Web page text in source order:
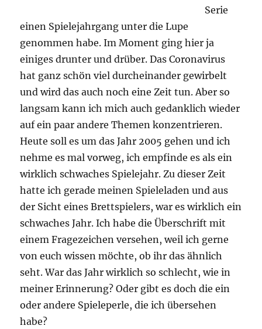
Serie
einen Spielejahrgang unter die Lupe
genommen habe. Im Moment ging hier ja
einiges drunter und drüber. Das Coronavirus
hat ganz schön viel durcheinander gewirbelt
und wird das auch noch eine Zeit tun. Aber so
langsam kann ich mich auch gedanklich wieder
auf ein paar andere Themen konzentrieren.
Heute soll es um das Jahr 2005 gehen und ich
nehme es mal vorweg, ich empfinde es als ein
wirklich schwaches Spielejahr. Zu dieser Zeit
hatte ich gerade meinen Spieleladen und aus
der Sicht eines Brettspielers, war es wirklich ein
schwaches Jahr. Ich habe die Überschrift mit
einem Fragezeichen versehen, weil ich gerne
von euch wissen möchte, ob ihr das ähnlich
seht. War das Jahr wirklich so schlecht, wie in
meiner Erinnerung? Oder gibt es doch die ein
oder andere Spieleperle, die ich übersehen
habe?